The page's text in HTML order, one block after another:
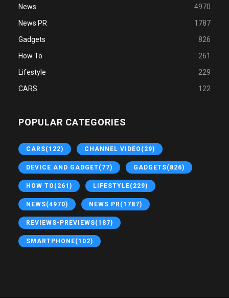
News
4970
News PR
1787
Gadgets
826
How To
261
Lifestyle
229
CARS
122
POPULAR CATEGORIES
CARS(122) CHANNEL VIDEO (29)
DEVICE AND GADGET(77) GADGETS(826)
HOW TO (261) LIFESTYLE(229)
NEWS(4970) NEWS PR (1787)
REVIEWS-PREVIEWS(187)
SMARTPHONE(102)